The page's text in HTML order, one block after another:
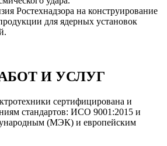
Ростехнадзора на конструирование
для ядерных установок
И УСЛУГ
сертифицирована и
стандартов: ИСО 9001:2015 и
(МЭК) и европейским